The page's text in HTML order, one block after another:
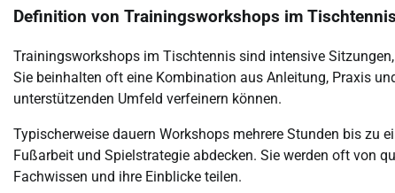
Definition von Trainingsworkshops im Tischtennis
Trainingsworkshops im Tischtennis sind intensive
Sie beinhalten oft eine Kombination aus Anleitung, Praxis
unterstützenden Umfeld verfeinern können.
Typischerweise dauern Workshops mehrere Stunden bis zu
Fußarbeit und Spielstrategie abdecken. Sie werden oft von
Fachwissen und ihre Einblicke teilen.